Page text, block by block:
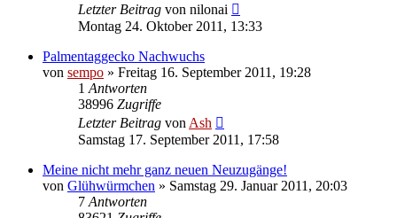
Letzter Beitrag von nilonai
Montag 24. Oktober 2011, 13:33
Palmentaggecko Nachwuchs
von sempo » Freitag 16. September 2011, 19:28
1 Antworten
38996 Zugriffe
Letzter Beitrag von Ash
Samstag 17. September 2011, 17:58
Meine nicht mehr ganz neuen Neuzugänge!
von Glühwürmchen » Samstag 29. Januar 2011, 20:03
7 Antworten